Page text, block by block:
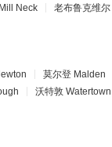
Mill Neck 老布鲁克维尔
莫尔登 Malden
沃特敦 Watertown